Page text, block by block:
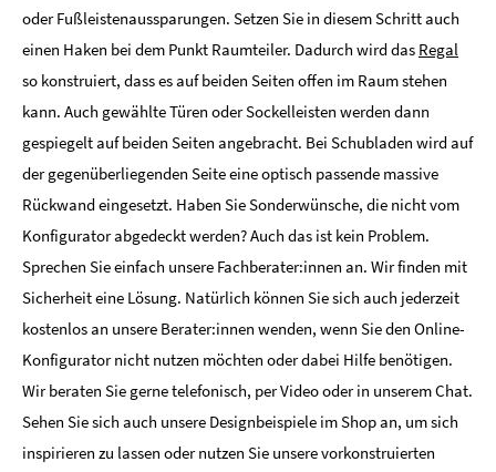
oder Fußleistenaussparungen. Setzen Sie in diesem Schritt auch
einen Haken bei dem Punkt Raumteiler. Dadurch wird das Regal
so konstruiert, dass es auf beiden Seiten offen im Raum stehen
kann. Auch gewählte Türen oder Sockelleisten werden dann
gespiegelt auf beiden Seiten angebracht. Bei Schubladen wird auf
der gegenüberliegenden Seite eine optisch passende massive
Rückwand eingesetzt. Haben Sie Sonderwünsche, die nicht vom
Konfigurator abgedeckt werden? Auch das ist kein Problem.
Sprechen Sie einfach unsere Fachberater:innen an. Wir finden mit
Sicherheit eine Lösung. Natürlich können Sie sich auch jederzeit
kostenlos an unsere Berater:innen wenden, wenn Sie den Online-
Konfigurator nicht nutzen möchten oder dabei Hilfe benötigen.
Wir beraten Sie gerne telefonisch, per Video oder in unserem Chat.
Sehen Sie sich auch unsere Designbeispiele im Shop an, um sich
inspirieren zu lassen oder nutzen Sie unsere vorkonstruierten